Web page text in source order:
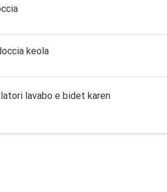
keola
lavabo e bidet karen